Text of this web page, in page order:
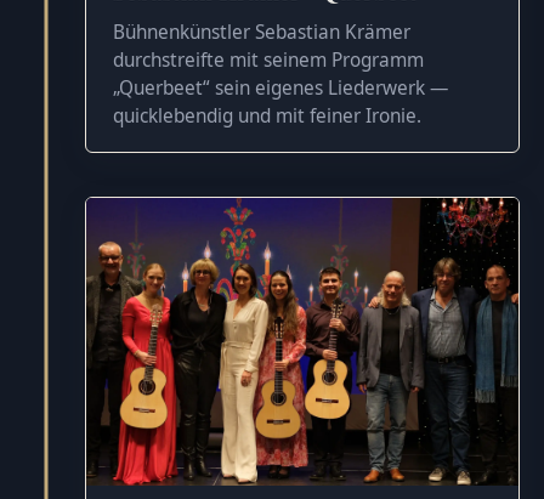
Bühnenkünstler Sebastian Krämer
durchstreifte mit seinem Programm
„Querbeet“ sein eigenes Liederwerk —
quicklebendig und mit feiner Ironie.